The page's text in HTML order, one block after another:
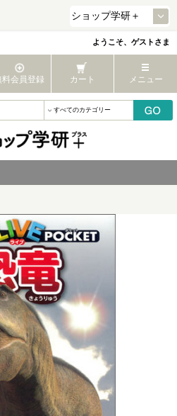
ようこそ、ゲストさま
料会員登録 カート メニュー